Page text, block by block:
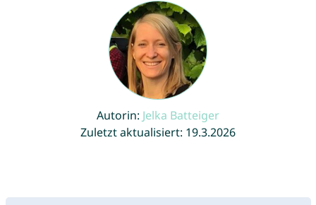
Autorin: Jelka Batteiger
Zuletzt aktualisiert: 19.3.2026